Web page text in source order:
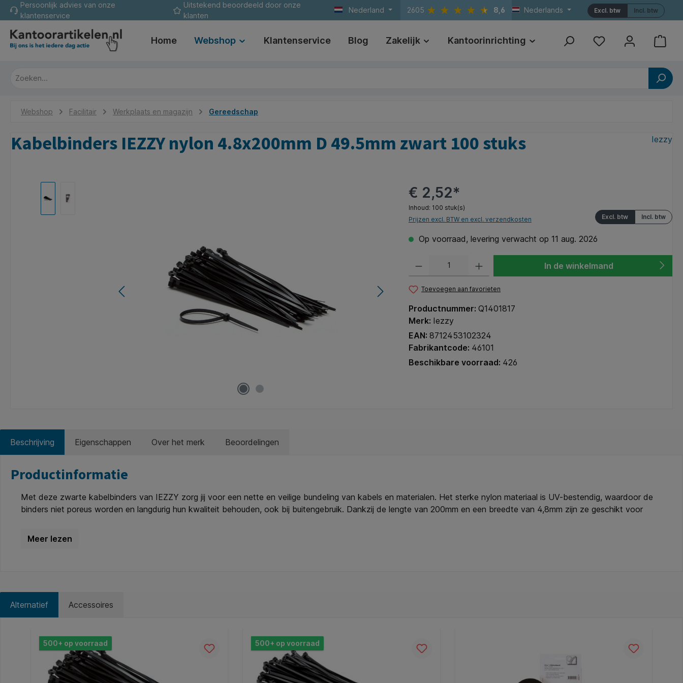
Ga naar de hoofdnavigatie
Persoonlijk advies van onze
klantenservice
Uitstekend beoordeeld door onze
klanten
Nederland 2605 8,6 Nederlands Incl. btw
Excl. btw
Home Webshop Klantenservice Blog Zakelijk Kantoorinrichting Print Referenties
Webshop Facilitair Werkplaats en magazijn Gereedschap
Kabelbinders IEZZY nylon 4.8x200mm D 49.5mm zwart 100 stuks Iezzy
€ 2,52*
Inhoud: 100 stuk(s)
Incl. btw
Excl. btw
Prijzen excl. BTW en excl. verzendkosten
Op voorraad, levering verwacht op 11 aug. 2026
In de winkelmand
Toevoegen aan favorieten
Productnummer: Q1401817
Merk: Iezzy
EAN: 8712453102324
Fabrikantcode: 46101
Beschikbare voorraad: 426
Beschrijving Eigenschappen Over het merk Beoordelingen
Productinformatie
Met deze zwarte kabelbinders van IEZZY zorg jij voor een nette en veilige bundeling van kabels en materialen. Het sterke nylon materiaal is UV-bestendig, waardoor de
binders niet poreus worden en langdurig hun kwaliteit behouden, ook bij buitengebruik. Dankzij de lengte van 200mm en een breedte van 4,8mm zijn ze geschikt voor
Met een maximale toepassingsdiameter van circa 49.5mm en een toelaatbaar gewicht tot 23kg kies jij voor betrouwbare bevestiging. Kenmerken: * Type: kabelbinders. *
Alternatief Accessoires
Productgalerij overslaan
500+ op voorraad 500+ op voorraad